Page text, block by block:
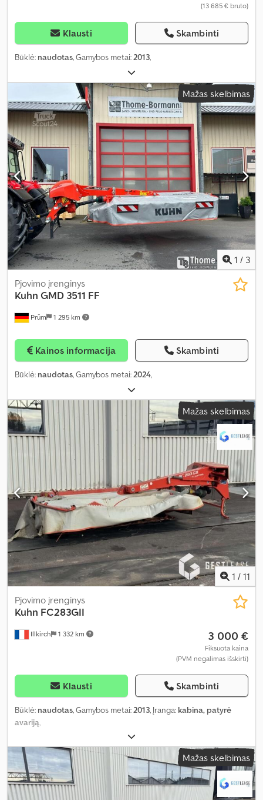
(13 685 € bruto)
Klausti Skambinti
Būklė: naudotas, Gamybos metai:2013,
Mažas skelbimas
1 / 3
Prüm 1 295 km
Pjovimo įrenginys
Kuhn GMD 3511 FF
Kainos informacija Skambinti
Būklė: naudotas, Gamybos metai: 2024,
Mažas skelbimas
1 / 11
Illkirch 1 332 km
Pjovimo įrenginys
Kuhn FC283GII
3 000 €
Fiksuota kaina
(PVM negalimas išskirti)
Klausti Skambinti
Būklė: naudotas, Gamybos metai:2013, Įranga: kabina, patyrė
avariją,
Mažas skelbimas